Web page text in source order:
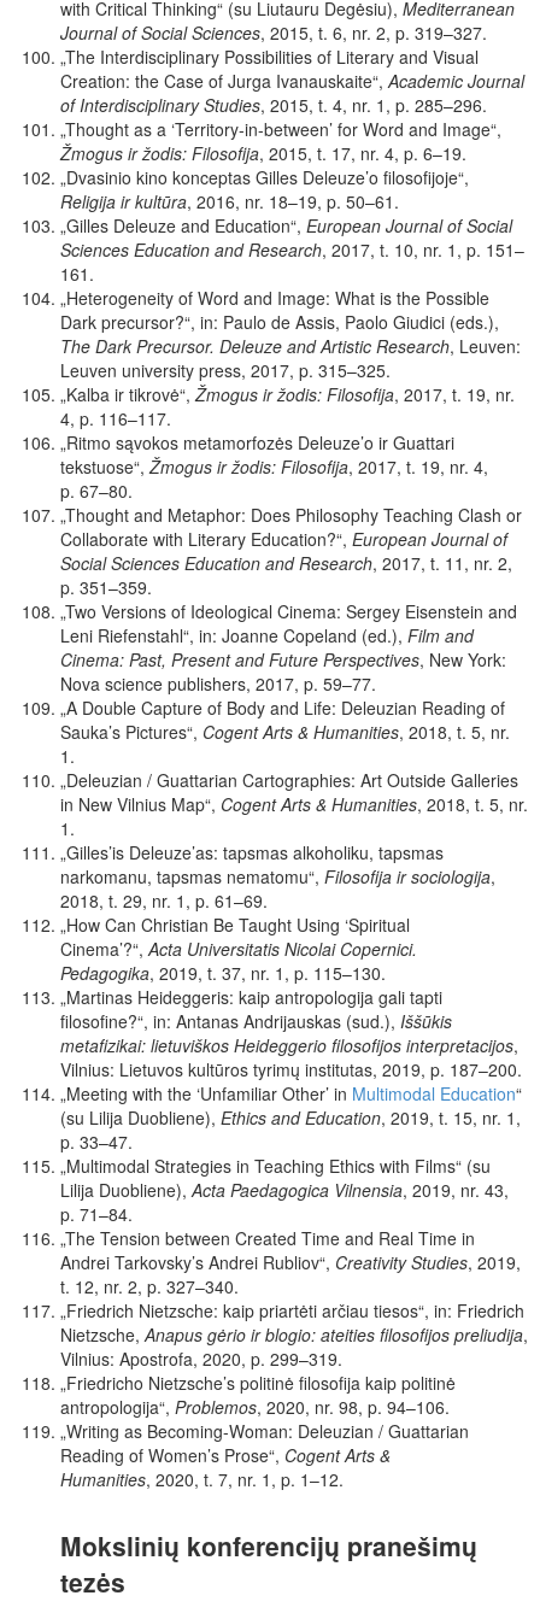
with Critical Thinking“ (su Liutauru Degėsiu), Mediterranean
Journal of Social Sciences, 2015, t. 6, nr. 2, p. 319–327.
„The Interdisciplinary Possibilities of Literary and Visual
Creation: the Case of Jurga Ivanauskaite“,Academic Journal
of Interdisciplinary Studies, 2015, t. 4, nr. 1, p. 285–296.
„Thought as a ‘Territory-in-between’ for Word and Image“,
Žmogus ir žodis: Filosofija, 2015, t. 17, nr. 4, p. 6–19.
„Dvasinio kino konceptas Gilles Deleuze’o filosofijoje“,
Religija ir kultūra, 2016, nr. 18–19, p. 50–61.
„Gilles Deleuze and Education“, European Journal of Social
Sciences Education and Research, 2017, t. 10, nr. 1, p. 151–
161.
„Heterogeneity of Word and Image: What is the Possible
Dark precursor?“, in: Paulo de Assis, Paolo Giudici (eds.),
The Dark Precursor. Deleuze and Artistic Research, Leuven:
Leuven university press, 2017, p. 315–325.
„Kalba ir tikrovė“,Žmogus ir žodis: Filosofija, 2017, t. 19, nr.
4, p. 116–117.
„Ritmo sąvokos metamorfozės Deleuze’o ir Guattari
tekstuose“, Žmogus ir žodis: Filosofija, 2017, t. 19, nr. 4,
p. 67–80.
„Thought and Metaphor: Does Philosophy Teaching Clash or
Collaborate with Literary Education?“, European Journal of
Social Sciences Education and Research, 2017, t. 11, nr. 2,
p. 351–359.
„Two Versions of Ideological Cinema: Sergey Eisenstein and
Leni Riefenstahl“, in: Joanne Copeland (ed.), Film and
Cinema: Past, Present and Future Perspectives, New York:
Nova science publishers, 2017, p. 59–77.
„A Double Capture of Body and Life: Deleuzian Reading of
Sauka’s Pictures“, Cogent Arts & Humanities, 2018, t. 5, nr.
1.
„Deleuzian / Guattarian Cartographies: Art Outside Galleries
in New Vilnius Map“, Cogent Arts & Humanities, 2018, t. 5, nr.
1.
„Gilles’is Deleuze’as: tapsmas alkoholiku, tapsmas
narkomanu, tapsmas nematomu“, Filosofija ir sociologija,
2018, t. 29, nr. 1, p. 61–69.
„How Can Christian Be Taught Using ‘Spiritual
Cinema’?“,Acta Universitatis Nicolai Copernici.
Pedagogika, 2019, t. 37, nr. 1, p. 115–130.
„Martinas Heideggeris: kaip antropologija gali tapti
filosofine?“, in: Antanas Andrijauskas (sud.), Iššūkis
metafizikai: lietuviškos Heideggerio filosofijos interpretacijos,
Vilnius: Lietuvos kultūros tyrimų institutas, 2019, p. 187–200.
„Meeting with the ‘Unfamiliar Other’ in Multimodal Education“
(su Lilija Duobliene), Ethics and Education, 2019, t. 15, nr. 1,
p. 33–47.
„Multimodal Strategies in Teaching Ethics with Films“ (su
Lilija Duobliene), Acta Paedagogica Vilnensia, 2019, nr. 43,
p. 71–84.
„The Tension between Created Time and Real Time in
Andrei Tarkovsky’s Andrei Rubliov“, Creativity Studies, 2019,
t. 12, nr. 2, p. 327–340.
„Friedrich Nietzsche: kaip priartėti arčiau tiesos“, in: Friedrich
Nietzsche, Anapus gėrio ir blogio: ateities filosofijos preliudija,
Vilnius: Apostrofa, 2020, p. 299–319.
„Friedricho Nietzsche’s politinė filosofija kaip politinė
antropologija“, Problemos, 2020, nr. 98, p. 94–106.
„Writing as Becoming-Woman: Deleuzian / Guattarian
Reading of Women’s Prose“, Cogent Arts &
Humanities, 2020, t. 7, nr. 1, p. 1–12.
Mokslinių konferencijų pranešimų
tezės